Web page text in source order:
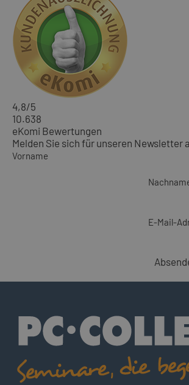
4,8/5
10.638
eKomi Bewertungen
Melden Sie sich für unseren Newsletter
Vorname
E-Mail-